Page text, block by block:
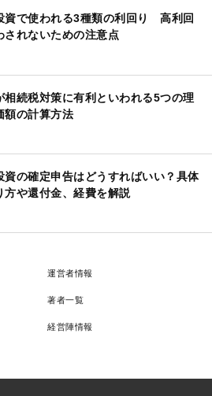
資で使われる3種類の利回り 高利回
されないための注意点
相続税対策に有利といわれる5つの理
額の計算方法
資の確定申告はどうすればいい？具体
方や還付金、経費を解説
運営者情報
著者一覧
経営陣情報